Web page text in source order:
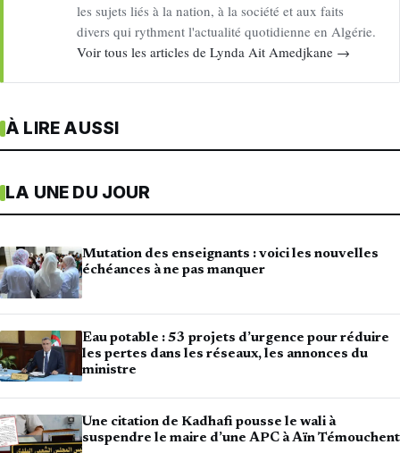
les sujets liés à la nation, à la société et aux faits
divers qui rythment l'actualité quotidienne en Algérie.
Voir tous les articles de Lynda Ait Amedjkane →
À LIRE AUSSI
LA UNE DU JOUR
Mutation des enseignants : voici les nouvelles
échéances à ne pas manquer
Eau potable : 53 projets d’urgence pour réduire
les pertes dans les réseaux, les annonces du
ministre
Une citation de Kadhafi pousse le wali à
suspendre le maire d’une APC à Aïn Témouchent